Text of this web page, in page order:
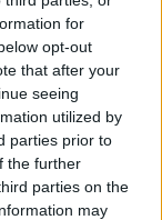
for
opt-out
that after your
seeing
utilized by
parties prior to
the further
parties on the
may
are marked*